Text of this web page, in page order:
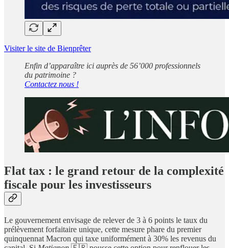
Visiter le site de Bienprêter
Enfin d’apparaître ici auprès de 56’000 professionnels
du patrimoine ?
Contactez nous !
Flat tax : le grand retour de la complexité
fiscale pour les investisseurs
Le gouvernement envisage de relever de 3 à 6 points le taux du
prélèvement forfaitaire unique, cette mesure phare du premier
quinquennat Macron qui taxe uniformément à 30% les revenus du